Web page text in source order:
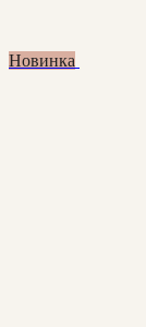
Новинка